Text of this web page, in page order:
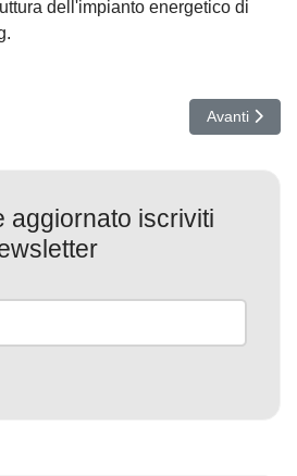
dell'impianto energetico di
SAPwned: Vulnerabilità Critiche
Articolo
Avanti
aggiornato iscriviti